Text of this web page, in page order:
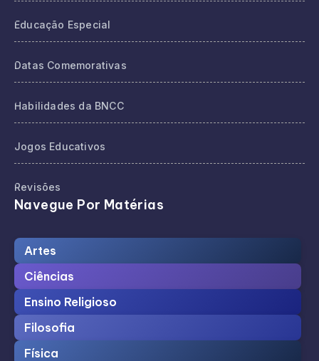
Educação Especial
Datas Comemorativas
Habilidades da BNCC
Jogos Educativos
Revisões
Navegue Por Matérias
Artes
Ciências
Ensino Religioso
Filosofia
Física